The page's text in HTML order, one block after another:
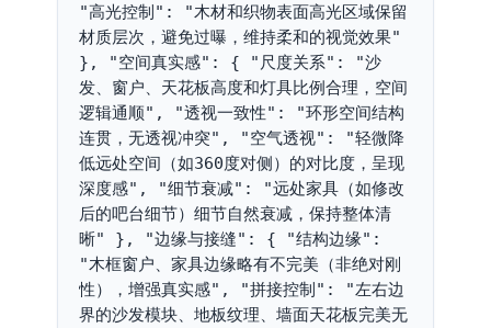
"高光控制": "木材和织物表面高光区域保留
材质层次，避免过曝，维持柔和的视觉效果"
}, "空间真实感": { "尺度关系": "沙
发、窗户、天花板高度和灯具比例合理，空间
逻辑通顺", "透视一致性": "环形空间结构
连贯，无透视冲突", "空气透视": "轻微降
低远处空间（如360度对侧）的对比度，呈现
深度感", "细节衰减": "远处家具（如修改
后的吧台细节）细节自然衰减，保持整体清
晰" }, "边缘与接缝": { "结构边缘":
"木框窗户、家具边缘略有不完美（非绝对刚
性），增强真实感", "拼接控制": "左右边
界的沙发模块、地板纹理、墙面天花板完美无